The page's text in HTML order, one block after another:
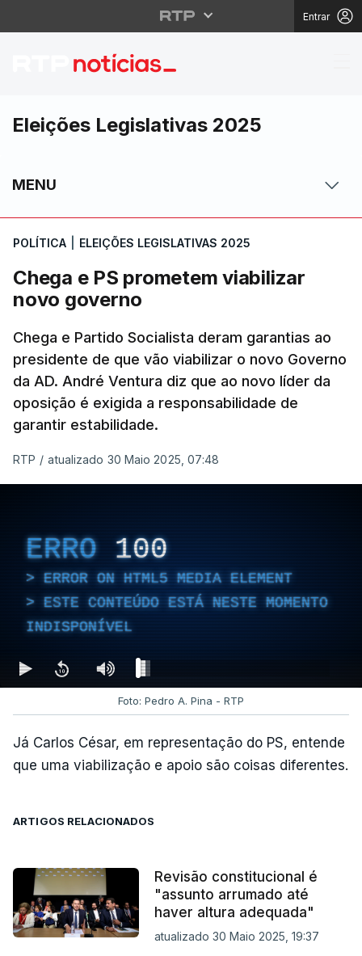
Entrar
Chega e PS
Eleições Legislativas 2025
MENU
POLÍTICA ELEIÇÕES LEGISLATIVAS 2025
Chega e PS prometem viabilizar
novo governo
Chega e Partido Socialista deram garantias ao
presidente de que vão viabilizar o novo Governo
da AD. André Ventura diz que ao novo líder da
oposição é exigida a responsabilidade de
garantir estabilidade.
RTP / atualizado 30 Maio 2025, 07:48
ERRO 100
ERROR ON HTML5 MEDIA ELEMENT
ESTE CONTEÚDO ESTÁ NESTE MOMENTO
INDISPONÍVEL
Foto: Pedro A. Pina - RTP
Já Carlos César, em representação do PS, entende
que uma viabilização e apoio são coisas diferentes.
ARTIGOS RELACIONADOS
Revisão constitucional é
"assunto arrumado até
haver altura adequada"
atualizado 30 Maio 2025, 19:37